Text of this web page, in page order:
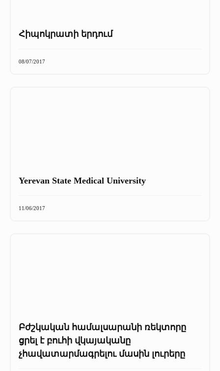
Հիպոկրատի երդում
08/07/2017
Yerevan State Medical University
11/06/2017
Բժշկական համալսարանի ռեկտորը
ցրել է բուհի վկայականը
չհավատարմագրելու մասին լուրերը